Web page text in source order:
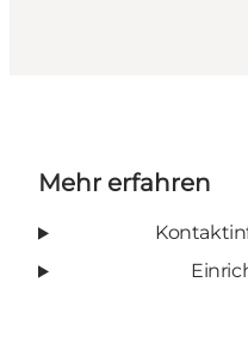
Mehr erfahren